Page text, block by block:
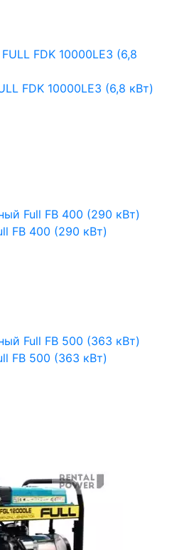
FDK 10000LE3 (6,8 кВт)
FB 400 (290 кВт)
FB 500 (363 кВт)